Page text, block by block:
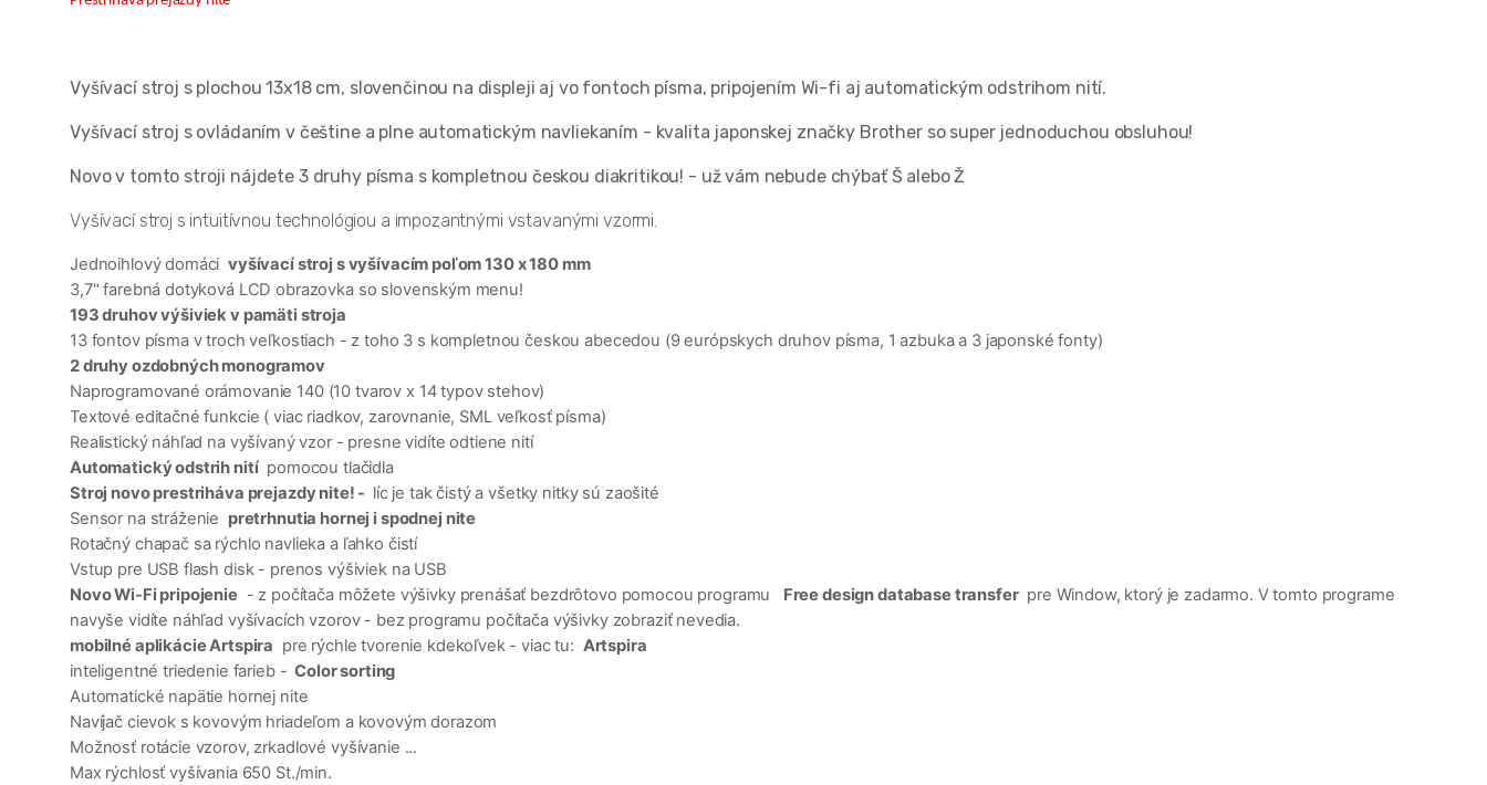
Vyšívací stroj s plochou 13x18 cm, slovenčinou na displeji aj vo fontoch písma, pripojením Wi-fi aj automatickým odstrihom nití.
Vyšívací stroj s ovládaním v češtine a plne automatickým navliekaním - kvalita japonskej značky Brother so super jednoduchou obsluhou!
Novo v tomto stroji nájdete 3 druhy písma s kompletnou českou diakritikou! - už vám nebude chýbať Š alebo Ž
Vyšívací stroj s intuitívnou technológiou a impozantnými vstavanými vzormi.
Jednoihlový domácivyšívací stroj s vyšívacím poľom 130 x 180 mm
3,7" farebná dotyková LCD obrazovka so slovenským menu!
193 druhov výšiviek v pamäti stroja
13 fontov písma v troch veľkostiach - z toho 3 s kompletnou českou abecedou (9 európskych druhov písma, 1 azbuka a 3 japonské fonty)
2 druhy ozdobných monogramov
Naprogramované orámovanie 140 (10 tvarov x 14 typov stehov)
Textové editačné funkcie ( viac riadkov, zarovnanie, SML veľkosť písma)
Realistický náhľad na vyšívaný vzor - presne vidíte odtiene nití
Automatický odstrih nitípomocou tlačidla
Stroj novo prestriháva prejazdy nite! - líc je tak čistý a všetky nitky sú zaošité
Sensor na stráženie pretrhnutia hornej i spodnej nite
Rotačný chapač sa rýchlo navlieka a ľahko čistí
Vstup pre USB flash disk - prenos výšiviek na USB
Novo Wi-Fi pripojenie- z počítača môžete výšivky prenášať bezdrôtovo pomocou programu Free design database transferpre Window, ktorý je zadarmo. V tomto programe
navyše vidíte náhľad vyšívacích vzorov - bez programu počítača výšivky zobraziť nevedia.
mobilné aplikácie Artspira pre rýchle tvorenie kdekoľvek - viac tu: Artspira
inteligentné triedenie farieb - Color sorting
Automatické napätie hornej nite
Navíjač cievok s kovovým hriadeľom a kovovým dorazom
Možnosť rotácie vzorov, zrkadlové vyšívanie ...
Max rýchlosť vyšívania 650 St./min.